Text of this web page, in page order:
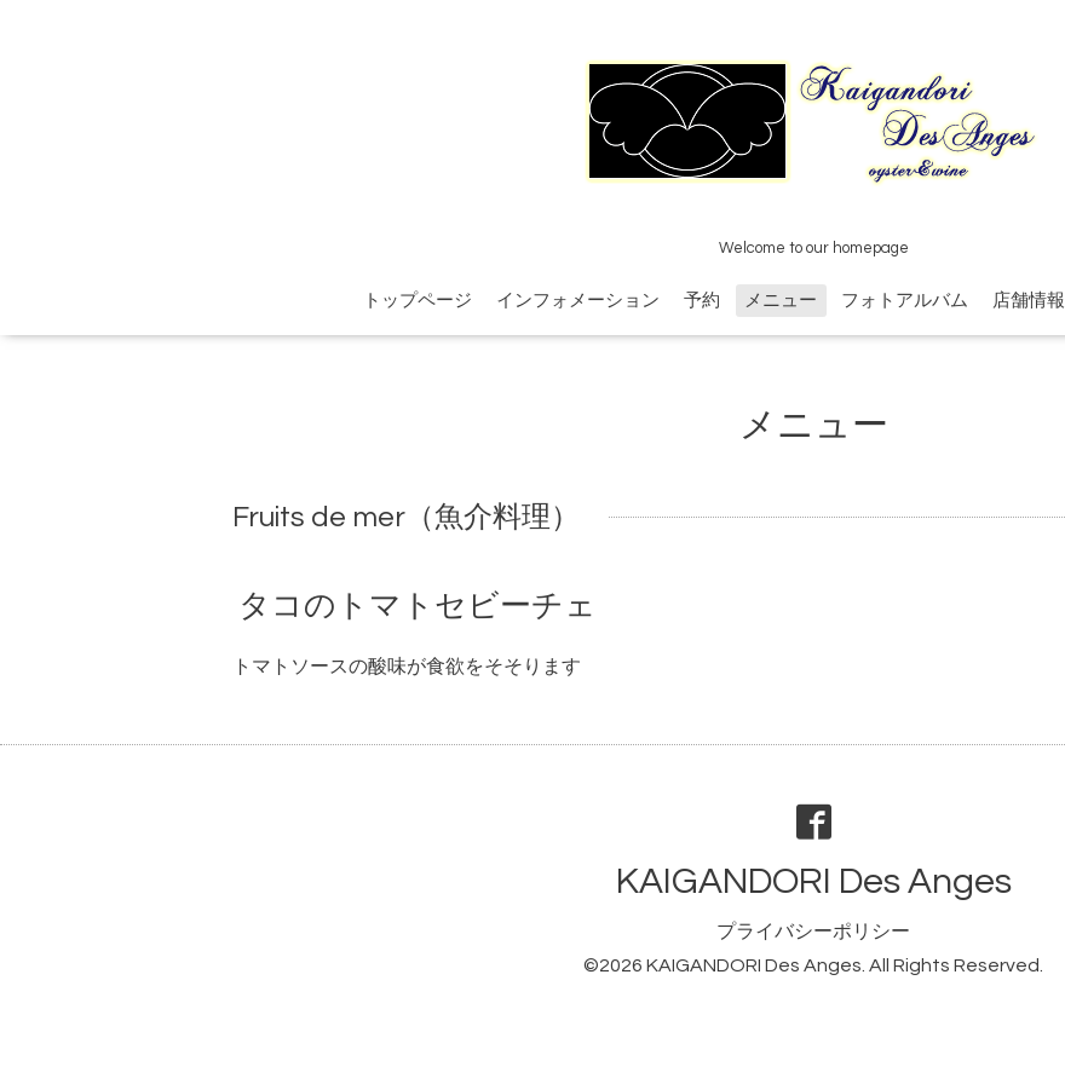
Welcome to our homepage
トップページ インフォメーション 予約 メニュー フォトアルバム 店舗情報
メニュー
Fruits de mer（魚介料理）
タコのトマトセビーチェ
トマトソースの酸味が食欲をそそります
KAIGANDORI Des Anges
プライバシーポリシー
©2026 KAIGANDORI Des Anges. All Rights Reserved.